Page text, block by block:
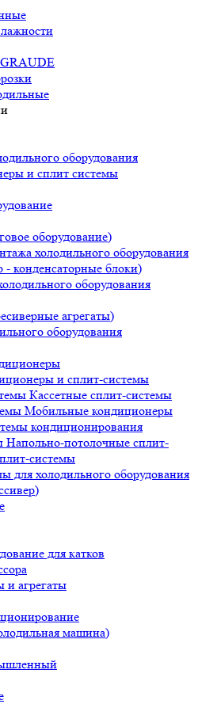
оборудования
и сплит системы
оборудование)
холодильного оборудования
конденсаторные блоки)
оборудования
агрегаты)
оборудования
и сплит-системы
Кассетные сплит-системы
Мобильные кондиционеры
кондиционирования
Напольно-потолочные сплит-
системы
для холодильного оборудования
для катков
агрегаты
машина)